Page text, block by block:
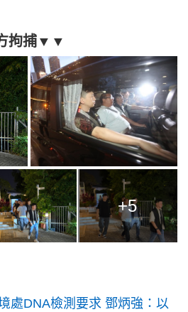
拘捕▼▼
+5
處DNA檢測要求 鄧炳強：以